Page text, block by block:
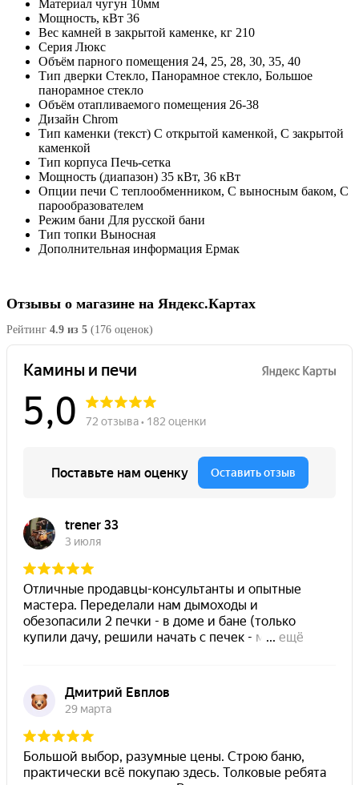
Материал чугун 10мм
Мощность, кВт 36
Вес камней в закрытой каменке, кг 210
Серия Люкс
Объём парного помещения 24, 25, 28, 30, 35, 40
Тип дверки Стекло, Панорамное стекло, Большое
панорамное стекло
Объём отапливаемого помещения 26-38
Дизайн Chrom
Тип каменки (текст) С открытой каменкой, С закрытой
каменкой
Тип корпуса Печь-сетка
Мощность (диапазон) 35 кВт, 36 кВт
Опции печи С теплообменником, С выносным баком, С
парообразователем
Режим бани Для русской бани
Тип топки Выносная
Дополнительная информация Ермак
Отзывы о магазине на Яндекс.Картах
Рейтинг 4.9 из 5 (176 оценок)